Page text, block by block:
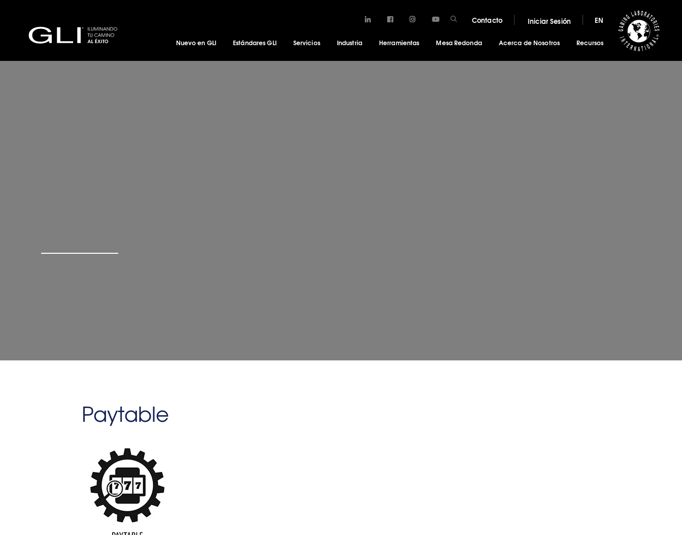
Contacto Iniciar Sesión EN
Nuevo en GLI Estándares GLI Servicios Industria Herramientas Mesa Redonda Acerca de Nosotros Recursos
Paytable